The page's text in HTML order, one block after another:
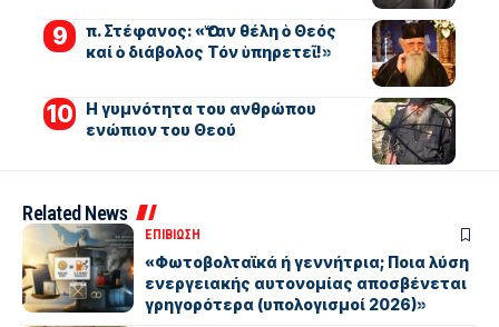
π. Στέφανος: «Ὅταν θέλη ὁ Θεός
καί ὁ διάβολος Τόν ὑπηρετεῖ!»
Η γυμνότητα του ανθρώπου
ενώπιον του Θεού
Related News
ΕΠΙΒΙΩΣΗ
«Φωτοβολταϊκά ή γεννήτρια; Ποια λύση
ενεργειακής αυτονομίας αποσβένεται
γρηγορότερα (υπολογισμοί 2026)»